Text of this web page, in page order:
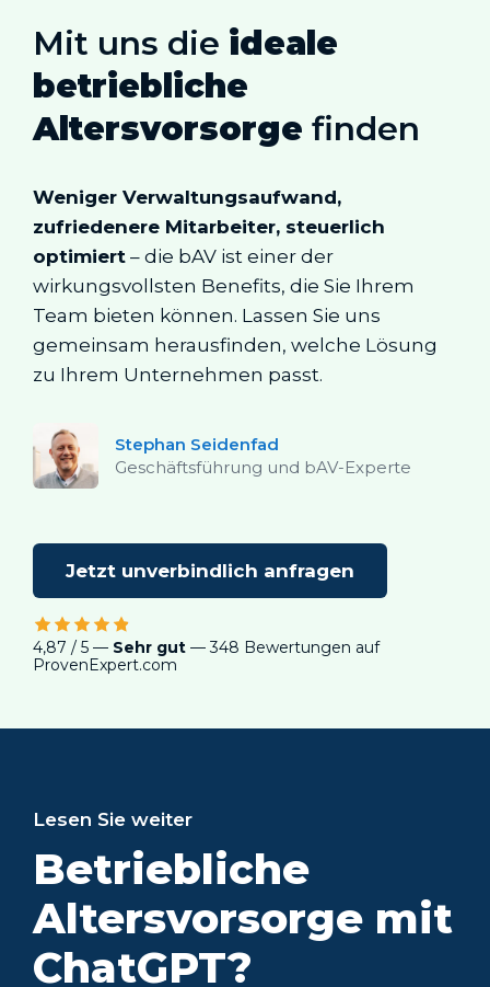
Mit uns die ideale
betriebliche
Altersvorsorge finden
Weniger Verwaltungsaufwand,
zufriedenere Mitarbeiter, steuerlich
optimiert – die bAV ist einer der
wirkungsvollsten Benefits, die Sie Ihrem
Team bieten können. Lassen Sie uns
gemeinsam herausfinden, welche Lösung
zu Ihrem Unternehmen passt.
Stephan Seidenfad
Geschäftsführung und bAV-Experte
Jetzt unverbindlich anfragen
4,87 / 5 — Sehr gut — 348 Bewertungen auf
ProvenExpert.com
Die optimale
Umsetzung der
bAV: in 7 Schritten